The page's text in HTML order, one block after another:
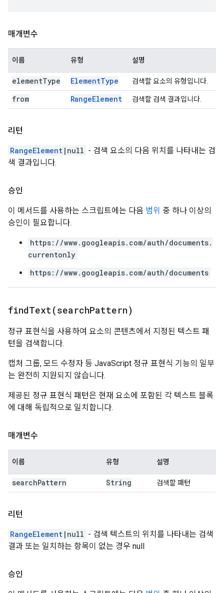
매개변수
이름 유형 설명
elementType ElementType 검색할 요소의 유형입니다.
from RangeElement 검색할 검색 결과입니다.
리턴
RangeElement |null - 검색 요소의 다음 위치를 나타내는 검
색 결과입니다.
승인
이 메서드를 사용하는 스크립트에는 다음 범위 중 하나 이상의
승인이 필요합니다.
https://www.googleapis.com/auth/documents.
currentonly
https://www.googleapis.com/auth/documents
findText(searchPattern)
정규 표현식을 사용하여 요소의 콘텐츠에서 지정된 텍스트 패
턴을 검색합니다.
캡처 그룹, 모드 수정자 등 JavaScript 정규 표현식 기능의 일부
는 완전히 지원되지 않습니다.
제공된 정규 표현식 패턴은 현재 요소에 포함된 각 텍스트 블록
에 대해 독립적으로 일치합니다.
매개변수
이름 유형 설명
searchPattern String 검색할 패턴
리턴
RangeElement |null - 검색 텍스트의 위치를 나타내는 검색
결과 또는 일치하는 항목이 없는 경우 null
승인